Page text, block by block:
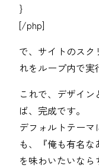
}
[/php]
で、サイトのスク
れをループ内で実
これで、デザイ
ば、完成です。
デフォルトテー
も、『俺も有名
を味わいたいな